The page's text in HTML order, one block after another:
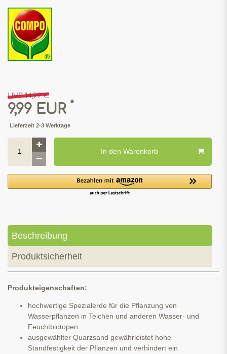
UVP 14,99 €
9,99 EUR *
Lieferzeit 2-3 Werktage
In den Warenkorb
Beschreibung
Produktsicherheit
Produkteigenschaften:
hochwertige Spezialerde für die Pflanzung von
Wasserpflanzen in Teichen und anderen Wasser- und
Feuchtbiotopen
ausgewählter Quarzsand gewährleistet hohe
Standfestigkeit der Pflanzen und verhindert ein